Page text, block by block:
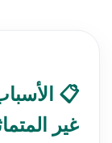
📋
غير